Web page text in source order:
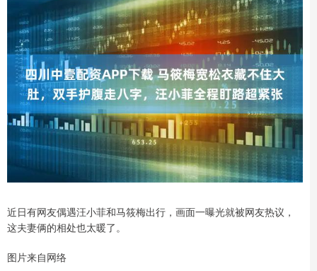
近日有网友偶遇汪小菲和马筱梅出行，画面一曝光就被网友热议，
这夫妻俩的相处也太暖了。
图片来自网络